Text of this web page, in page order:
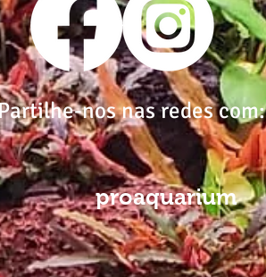
nos nas redes com:
proaquarium